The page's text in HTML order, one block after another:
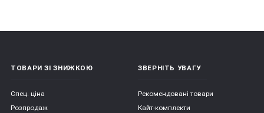
ТОВАРИ ЗІ ЗНИЖКОЮ
Спец. ціна
Розпродаж
ЗВЕРНІТЬ УВАГУ
Рекомендовані товари
Кайт-комплекти